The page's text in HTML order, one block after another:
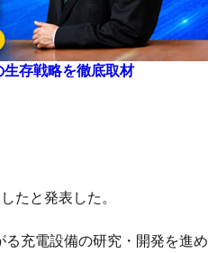
存戦略を徹底取材
たと発表した。
充電設備の研究・開発を進め